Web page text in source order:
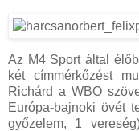
Az M4 Sport által
két címmérkőzést
Richárd a WBO
Európa-bajnoki övét
győzelem, 1